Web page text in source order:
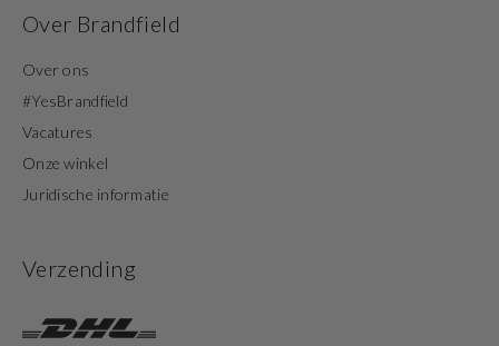
Over Brandfield
Over ons
#YesBrandfield
Vacatures
Onze winkel
Juridische informatie
Verzending